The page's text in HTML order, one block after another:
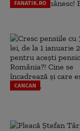
FANATIK.RO
CANCAN